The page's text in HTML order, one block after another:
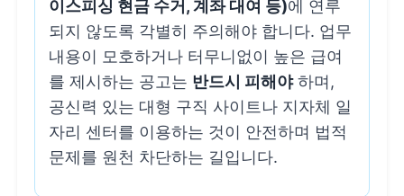
이스피싱 현금 수거, 계좌 대여 등)에 연루
되지 않도록 각별히 주의해야 합니다. 업무
내용이 모호하거나 터무니없이 높은 급여
를 제시하는 공고는 반드시 피해야하며,
공신력 있는 대형 구직 사이트나 지자체 일
자리 센터를 이용하는 것이 안전하며 법적
문제를 원천 차단하는 길입니다.